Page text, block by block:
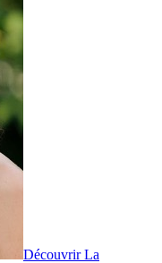
Découvrir La